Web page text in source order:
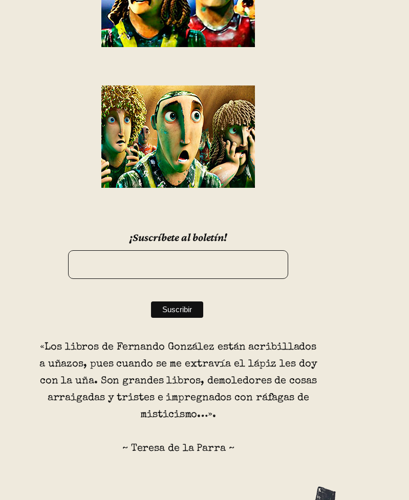
¡Suscríbete al boletín!
«Los libros de Fernando González están acribillados
a uñazos, pues cuando se me extravía el lápiz les doy
con la uña. Son grandes libros, demoledores de cosas
arraigadas y tristes e impregnados con ráfagas de
misticismo…».
~ Teresa de la Parra ~